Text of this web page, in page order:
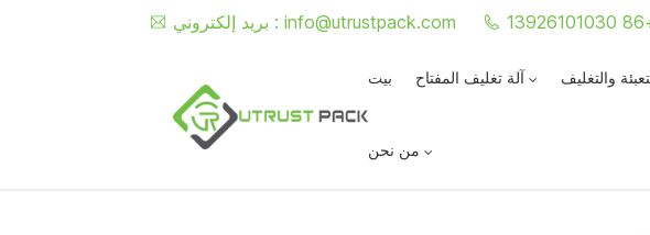
بريد إلكتروني : info@utrustpack.com
بيت آلة تغليف المفتاح والتغليف
من نحن